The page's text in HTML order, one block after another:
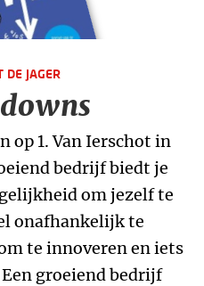
DE JAGER
op 1. Van Ierschot in
bedrijf biedt je
om jezelf te
onafhankelijk te
te innoveren en iets
groeiend bedrijf